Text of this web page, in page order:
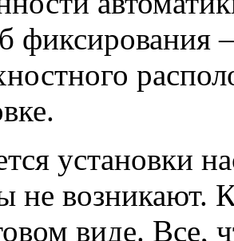
фиксирования
установки
не возникают.
виде. Все,